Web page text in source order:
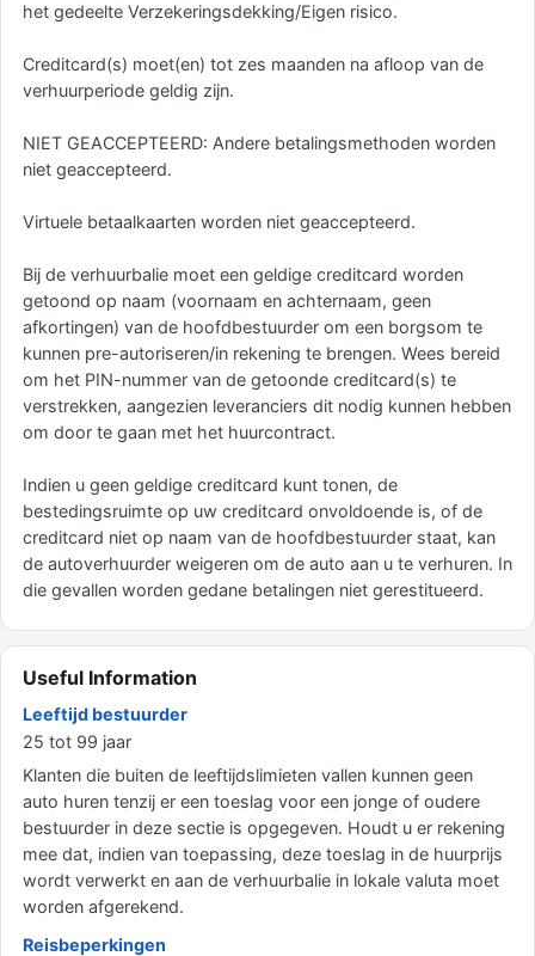
het gedeelte Verzekeringsdekking/Eigen risico.
Creditcard(s) moet(en) tot zes maanden na afloop van de
verhuurperiode geldig zijn.
NIET GEACCEPTEERD: Andere betalingsmethoden worden
niet geaccepteerd.
Virtuele betaalkaarten worden niet geaccepteerd.
Bij de verhuurbalie moet een geldige creditcard worden
getoond op naam (voornaam en achternaam, geen
afkortingen) van de hoofdbestuurder om een borgsom te
kunnen pre-autoriseren/in rekening te brengen. Wees bereid
om het PIN-nummer van de getoonde creditcard(s) te
verstrekken, aangezien leveranciers dit nodig kunnen hebben
om door te gaan met het huurcontract.
Indien u geen geldige creditcard kunt tonen, de
bestedingsruimte op uw creditcard onvoldoende is, of de
creditcard niet op naam van de hoofdbestuurder staat, kan
de autoverhuurder weigeren om de auto aan u te verhuren. In
die gevallen worden gedane betalingen niet gerestitueerd.
Useful Information
Leeftijd bestuurder
25 tot 99 jaar
Klanten die buiten de leeftijdslimieten vallen kunnen geen
auto huren tenzij er een toeslag voor een jonge of oudere
bestuurder in deze sectie is opgegeven. Houdt u er rekening
mee dat, indien van toepassing, deze toeslag in de huurprijs
wordt verwerkt en aan de verhuurbalie in lokale valuta moet
worden afgerekend.
Reisbeperkingen